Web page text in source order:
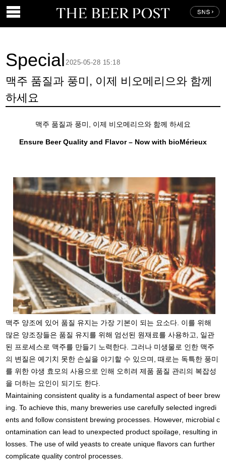
Special
맥주 품질과 풍미, 이제 비오메리으와 함께
하세요
2025-05-28 15:18
맥주 품질과 풍미, 이제 비오메리으와 함께 하세요
Ensure Beer Quality and Flavor – Now with bioMérieux
맥주 양조에 있어 품질 유지는 가장 기본이 되는 요소다. 이를 위해
많은 양조장들은 품질 유지를 위해 엄선된 원재료를 사용하고, 일관
된 프로세스로 맥주를 만들기 노력한다. 그러나 미생물로 인한 맥주
의 변질은 예기치 못한 손실을 야기할 수 있으며, 때로는 독특한 풍미
를 위한 야생 효모의 사용으로 인해 오히려 제품 품질 관리의 복잡성
을 더하는 요인이 되기도 한다.
Maintaining consistent quality is a fundamental aspect of beer brew
ing. To achieve this, many breweries use carefully selected ingredi
ents and follow consistent brewing processes. However, microbial c
ontamination can lead to unexpected product spoilage, resulting in
losses. The use of wild yeasts to create unique flavors can further
complicate quality control processes.